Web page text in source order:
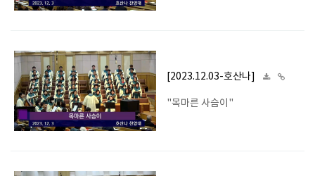
[2023.12.03-호산나]
"목마른 사슴이"